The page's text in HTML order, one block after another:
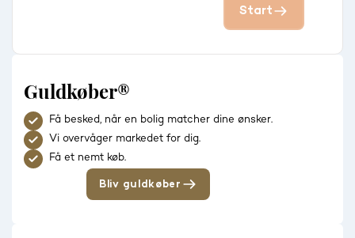
Start
Guldkøber®
Få besked, når en bolig matcher dine ønsker.
Vi overvåger markedet for dig.
Få et nemt køb.
Bliv guldkøber